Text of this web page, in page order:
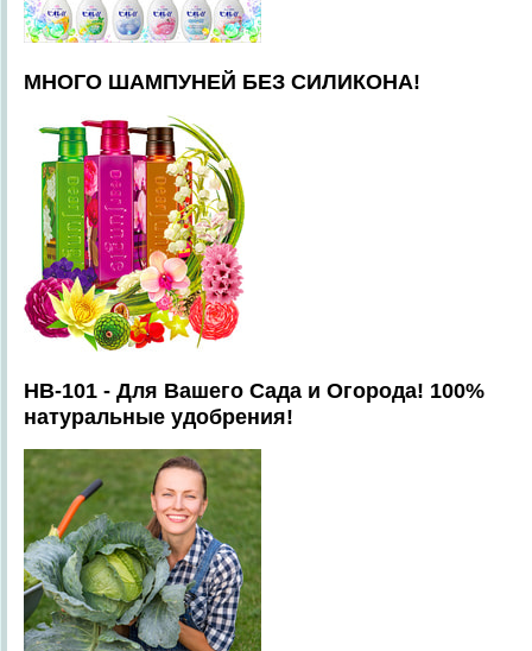
МНОГО ШАМПУНЕЙ БЕЗ СИЛИКОНА!
HB-101 - Для Вашего Сада и Огорода! 100%
натуральные удобрения!